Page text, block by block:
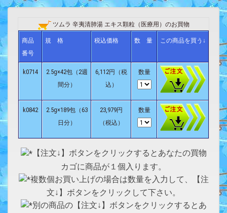
ツムラ 辛夷清肺湯 エキス顆粒（医療用）のお買物
商品
番号
規 格 税込価格 数 量 この商品を買う↓
k0714
2.5g×42包（2週
間分）
6,112円（税
込）
数量
k0842
2.5g×189包（63
日分）
23,979円
（税込）
数量
【注文↓】ボタンをクリックするとあなたの買物
カゴに商品が１個入ります。
複数個お買い上げの場合は数量を入力して、【注
文↓】ボタンをクリックして下さい。
別の商品の【注文↓】ボタンをクリックするとあ